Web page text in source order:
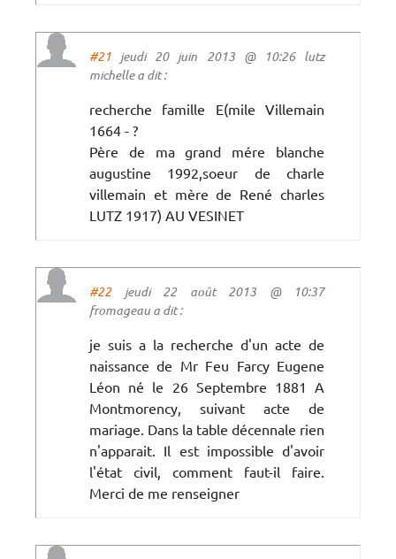
#21 jeudi 20 juin 2013 @ 10:26 lutz
michelle a dit :
recherche famille E(mile Villemain
1664 - ?
Père de ma grand mére blanche
augustine 1992,soeur de charle
villemain et mère de René charles
LUTZ 1917) AU VESINET
#22jeudi 22 août 2013 @ 10:37
fromageau a dit :
je suis a la recherche d'un acte de
naissance de Mr Feu Farcy Eugene
Léon né le 26 Septembre 1881 A
Montmorency, suivant acte de
mariage. Dans la table décennale rien
n'apparait. Il est impossible d'avoir
l'état civil, comment faut-il faire.
Merci de me renseigner